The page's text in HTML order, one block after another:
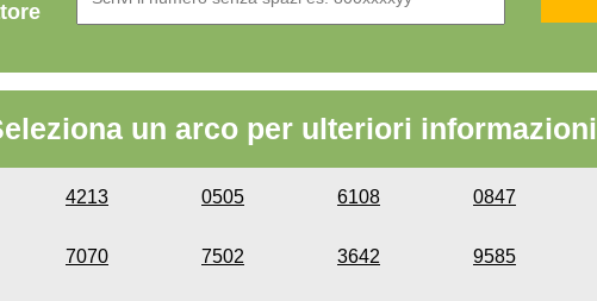
un arco per ulteriori informazioni
4213 0505 6108 0847
7070 7502 3642 9585